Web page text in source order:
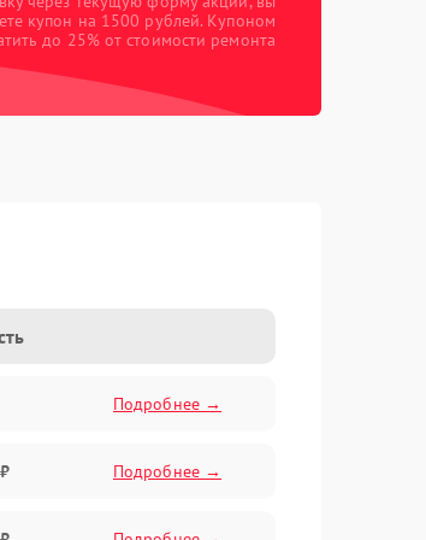
купон на 1500 рублей. Купоном
до 25% от стоимости ремонта
Подробнее →
Подробнее →